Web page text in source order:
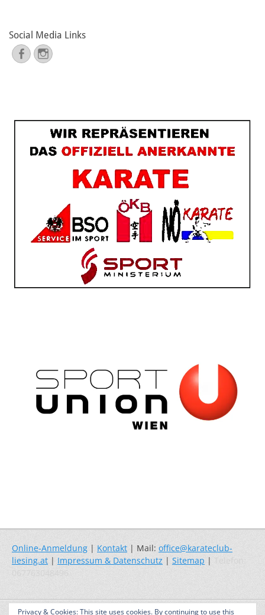
Social Media Links
FacebookInstagram
Online-Anmeldung | Kontakt | Mail: office@karateclub-
liesing.at | Impressum & Datenschutz | Sitemap |
Copyright © 2026Karate – Selbstverteidigung – Fitness. Alle Rechte
Privacy & Cookies: This site uses cookies. By continuing to use this